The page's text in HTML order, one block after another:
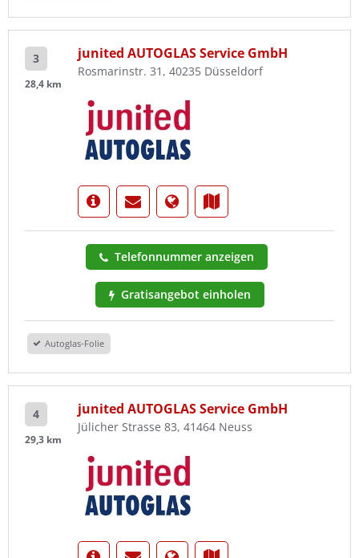
3
28,4 km
junited AUTOGLAS Service GmbH
Rosmarinstr. 31, 40235 Düsseldorf
Telefonnummer anzeigen
Gratisangebot einholen
Autoglas-Folie
4
29,3 km
junited AUTOGLAS Service GmbH
Jülicher Strasse 83, 41464 Neuss